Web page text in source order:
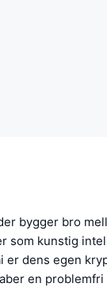
bygger bro
som kunstig
dens egen
en